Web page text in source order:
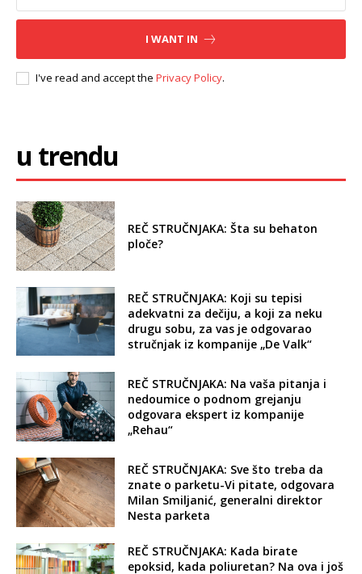
I WANT IN
I've read and accept the Privacy Policy.
u trendu
REČ STRUČNJAKA: Šta su behaton
ploče?
REČ STRUČNJAKA: Koji su tepisi
adekvatni za dečiju, a koji za neku
drugu sobu, za vas je odgovarao
stručnjak iz kompanije „De Valk“
REČ STRUČNJAKA: Na vaša pitanja i
nedoumice o podnom grejanju
odgovara ekspert iz kompanije
„Rehau“
REČ STRUČNJAKA: Sve što treba da
znate o parketu-Vi pitate, odgovara
Milan Smiljanić, generalni direktor
Nesta parketa
REČ STRUČNJAKA: Kada birate
epoksid, kada poliuretan? Na ova i još